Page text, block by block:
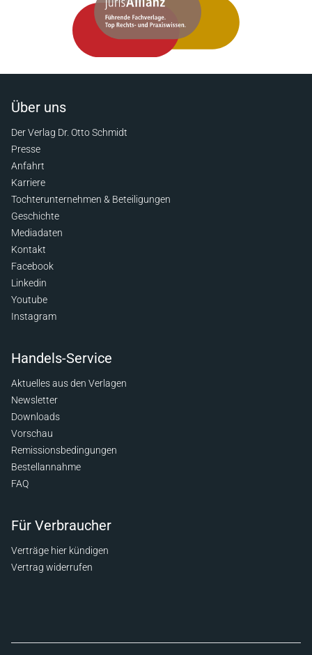
Über uns
Der Verlag Dr. Otto Schmidt
Presse
Anfahrt
Karriere
Tochterunternehmen & Beteiligungen
Geschichte
Mediadaten
Kontakt
Facebook
Linkedin
Youtube
Instagram
Handels-Service
Aktuelles aus den Verlagen
Newsletter
Downloads
Vorschau
Remissionsbedingungen
Bestellannahme
FAQ
Für Verbraucher
Verträge hier kündigen
Vertrag widerrufen